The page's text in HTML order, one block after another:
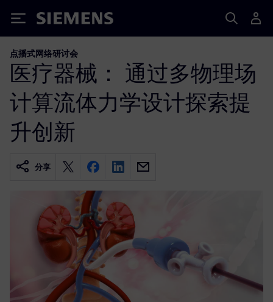
Siemens
点播式网络研讨会
医疗器械： 通过多物理场
计算流体力学设计探索提
升创新
分享